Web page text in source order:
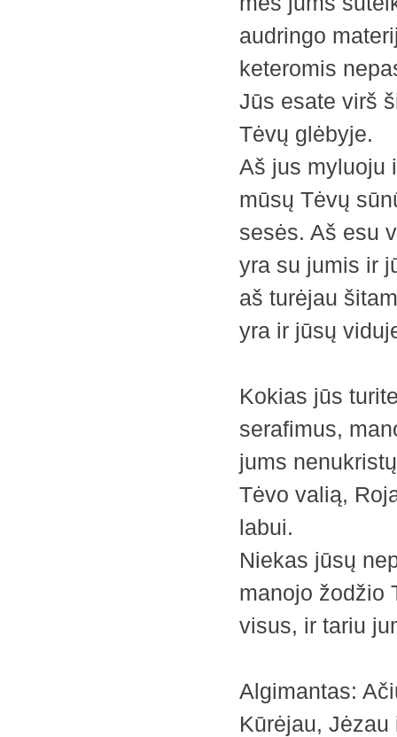
audringo
keteromis
Jūs esate virš
Tėvų glėbyje.
Aš jus myluoju
mūsų Tėvų
sesės. Aš esu
yra su jumis ir
aš turėjau
yra ir jūsų
Kokias jūs
serafimus,
jums
Tėvo valią,
labui.
Niekas jūsų
manojo žodžio
visus, ir tariu
Algimantas:
Kūrėjau,